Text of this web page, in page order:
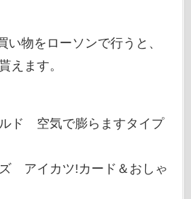
い物をローソンで行うと、
えます。
ルド 空気で膨らますタイプ
アイカツ!カード＆おしゃ